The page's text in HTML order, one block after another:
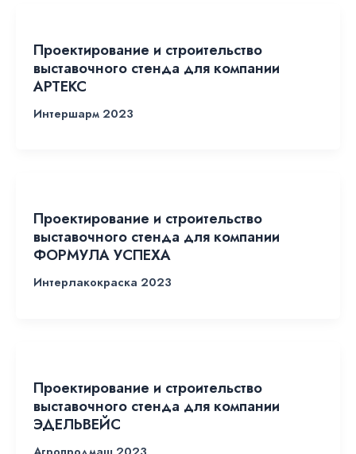
Проектирование и строительство
выставочного стенда для компании
АРТЕКС
Интершарм 2023
Проектирование и строительство
выставочного стенда для компании
ФОРМУЛА УСПЕХА
Интерлакокраска 2023
Проектирование и строительство
выставочного стенда для компании
ЭДЕЛЬВЕЙС